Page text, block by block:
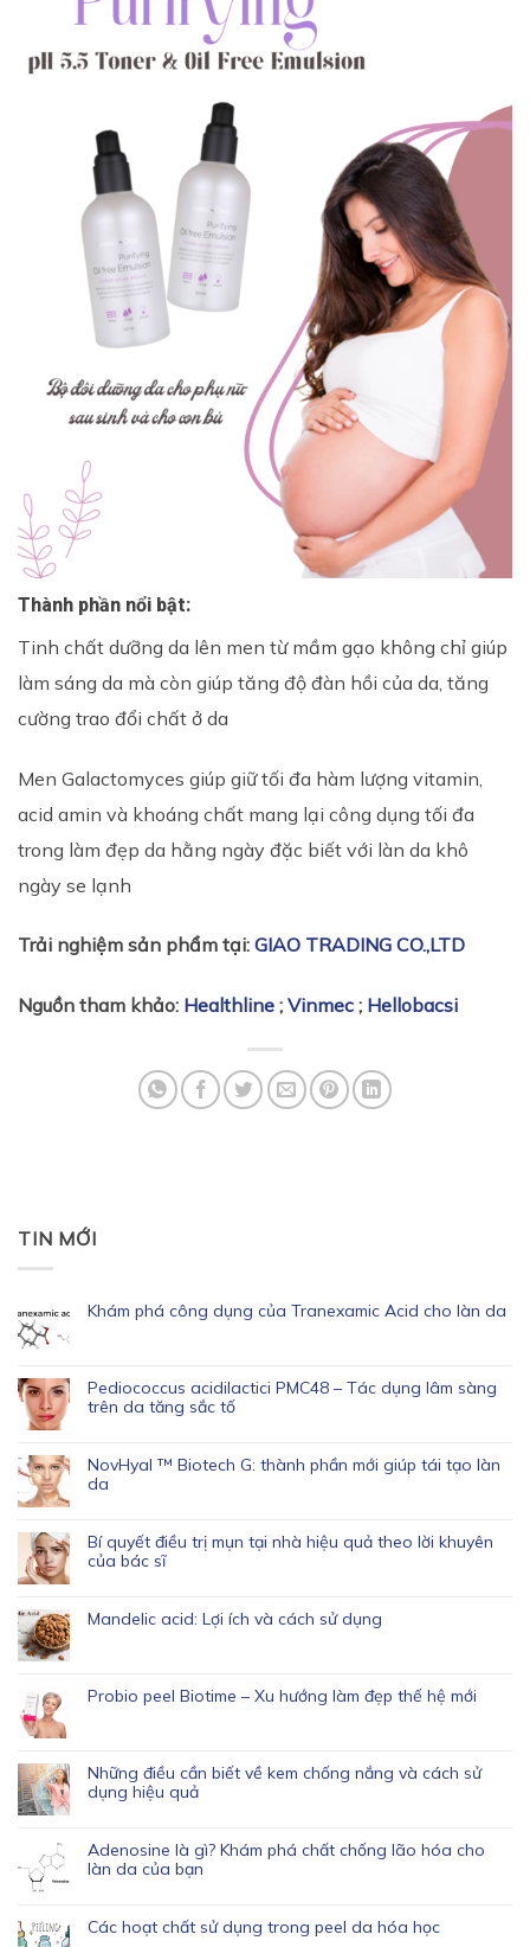
Thành phần nổi bật:
Tinh chất dưỡng da lên men từ mầm gạo không chỉ giúp
làm sáng da mà còn giúp tăng độ đàn hồi của da, tăng
cường trao đổi chất ở da
Men Galactomyces giúp giữ tối đa hàm lượng vitamin,
acid amin và khoáng chất mang lại công dụng tối đa
trong làm đẹp da hằng ngày đặc biết với làn da khô
ngày se lạnh
Trải nghiệm sản phẩm tại: GIAO TRADING CO.,LTD
Nguồn tham khảo: Healthline ; Vinmec ; Hellobacsi
TIN MỚI
Khám phá công dụng của Tranexamic Acid cho làn da
Pediococcus acidilactici PMC48 – Tác dụng lâm sàng
trên da tăng sắc tố
NovHyal ™ Biotech G: thành phần mới giúp tái tạo làn
da
Bí quyết điều trị mụn tại nhà hiệu quả theo lời khuyên
của bác sĩ
Mandelic acid: Lợi ích và cách sử dụng
Probio peel Biotime – Xu hướng làm đẹp thế hệ mới
Những điều cần biết về kem chống nắng và cách sử
dụng hiệu quả
Adenosine là gì? Khám phá chất chống lão hóa cho
làn da của bạn
Các hoạt chất sử dụng trong peel da hóa học